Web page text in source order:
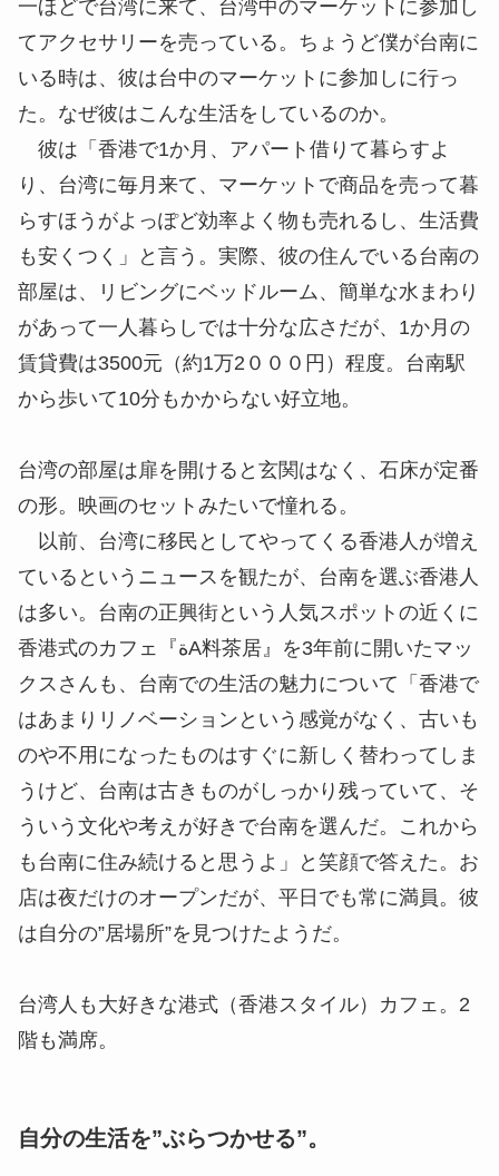
一ほどで台湾に来て、台湾中のマーケットに参加し
てアクセサリーを売っている。ちょうど僕が台南に
いる時は、彼は台中のマーケットに参加しに行っ
た。なぜ彼はこんな生活をしているのか。
彼は「香港で1か月、アパート借りて暮らすよ
り、台湾に毎月来て、マーケットで商品を売って暮
らすほうがよっぽど効率よく物も売れるし、生活費
も安くつく」と言う。実際、彼の住んでいる台南の
部屋は、リビングにベッドルーム、簡単な水まわり
があって一人暮らしでは十分な広さだが、1か月の
賃貸費は3500元（約1万2０００円）程度。台南駅
から歩いて10分もかからない好立地。
台湾の部屋は扉を開けると玄関はなく、石床が定番
の形。映画のセットみたいで憧れる。
以前、台湾に移民としてやってくる香港人が増え
ているというニュースを観たが、台南を選ぶ香港人
は多い。台南の正興街という人気スポットの近くに
香港式のカフェ『ةA料茶居』を3年前に開いたマッ
クスさんも、台南での生活の魅力について「香港で
はあまりリノベーションという感覚がなく、古いも
のや不用になったものはすぐに新しく替わってしま
うけど、台南は古きものがしっかり残っていて、そ
ういう文化や考えが好きで台南を選んだ。これから
も台南に住み続けると思うよ」と笑顔で答えた。お
店は夜だけのオープンだが、平日でも常に満員。彼
は自分の”居場所”を見つけたようだ。
台湾人も大好きな港式（香港スタイル）カフェ。2
階も満席。
自分の生活を”ぶらつかせる”。